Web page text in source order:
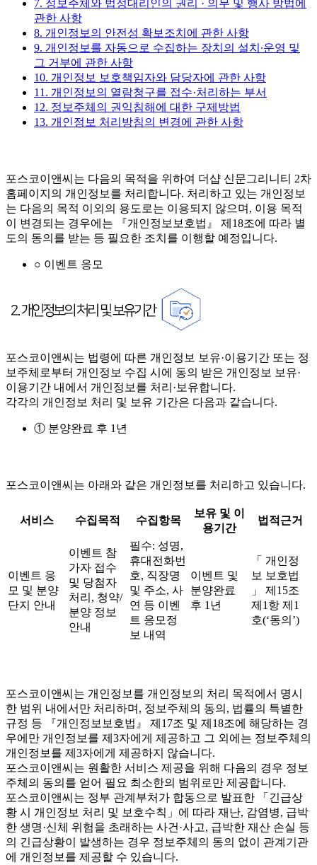
7. 정보주체와 법정대리인의 권리 · 의무 및 행사 방법에
관한 사항
8. 개인정보의 안전성 확보조치에 관한 사항
9. 개인정보를 자동으로 수집하는 장치의 설치∙운영 및
그 거부에 관한 사항
10. 개인정보 보호책임자와 담당자에 관한 사항
11. 개인정보의 열람청구를 접수·처리하는 부서
12. 정보주체의 권익침해에 대한 구제방법
13. 개인정보 처리방침의 변경에 관한 사항
포스코이앤씨는 다음의 목적을 위하여 더샵 신문그리니티 2차
홈페이지의 개인정보를 처리합니다. 처리하고 있는 개인정보
는 다음의 목적 이외의 용도로는 이용되지 않으며, 이용 목적
이 변경되는 경우에는 『개인정보보호법』 제18조에 따라 별
도의 동의를 받는 등 필요한 조치를 이행할 예정입니다.
○ 이벤트 응모
포스코이앤씨는 법령에 따른 개인정보 보유·이용기간 또는 정
보주체로부터 개인정보 수집 시에 동의 받은 개인정보 보유·
이용기간 내에서 개인정보를 처리·보유합니다.
각각의 개인정보 처리 및 보유 기간은 다음과 같습니다.
① 분양완료 후 1년
포스코이앤씨는 아래와 같은 개인정보를 처리하고 있습니다.
서비스 수집목적 수집항목
보유 및 이
용기간
법적근거
이벤트 응
모 및 분양
단지 안내
이벤트 참
가자 접수
및 당첨자
처리, 청약/
분양 정보
안내
필수: 성명,
휴대전화번
호, 직장명
및 주소, 사
연 등 이벤
트 응모정
보 내역
이벤트 및
분양완료
후 1년
「 개인정
보 보호법
」 제15조
제1항 제1
호(‘동의’)
포스코이앤씨는 개인정보를 개인정보의 처리 목적에서 명시
한 범위 내에서만 처리하며, 정보주체의 동의, 법률의 특별한
규정 등 『개인정보보호법』 제17조 및 제18조에 해당하는 경
우에만 개인정보를 제3자에게 제공하고 그 외에는 정보주체의
개인정보를 제3자에게 제공하지 않습니다.
포스코이앤씨는 원활한 서비스 제공을 위해 다음의 경우 정보
주체의 동의를 얻어 필요 최소한의 범위로만 제공합니다.
포스코이앤씨는 정부 관계부처가 합동으로 발표한 「긴급상
황 시 개인정보 처리 및 보호수칙」에 따라 재난, 감염병, 급박
한 생명·신체 위험을 초래하는 사건·사고, 급박한 재산 손실 등
의 긴급상황이 발생하는 경우 정보주체의 동의 없이 관계기관
에 개인정보를 제공할 수 있습니다.